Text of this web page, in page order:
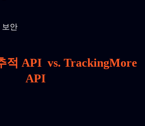
보안
적 API vs. TrackingMore
API